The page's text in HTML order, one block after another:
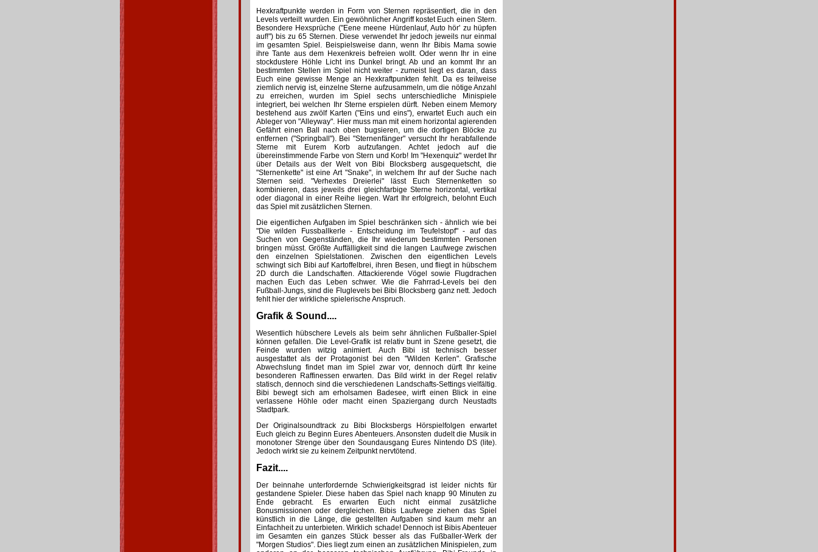
Hexkraftpunkte werden in Form von Sternen repräsentiert, die in den
Levels verteilt wurden. Ein gewöhnlicher Angriff kostet Euch einen Stern.
Besondere Hexsprüche ("Eene meene Hürdenlauf, Auto hör' zu hüpfen
auf!") bis zu 65 Sternen. Diese verwendet Ihr jedoch jeweils nur einmal
im gesamten Spiel. Beispielsweise dann, wenn Ihr Bibis Mama sowie
ihre Tante aus dem Hexenkreis befreien wollt. Oder wenn Ihr in eine
stockdustere Höhle Licht ins Dunkel bringt. Ab und an kommt Ihr an
bestimmten Stellen im Spiel nicht weiter - zumeist liegt es daran, dass
Euch eine gewisse Menge an Hexkraftpunkten fehlt. Da es teilweise
ziemlich nervig ist, einzelne Sterne aufzusammeln, um die nötige Anzahl
zu erreichen, wurden im Spiel sechs unterschiedliche Minispiele
integriert, bei welchen Ihr Sterne erspielen dürft. Neben einem Memory
bestehend aus zwölf Karten ("Eins und eins"), erwartet Euch auch ein
Ableger von "Alleyway". Hier muss man mit einem horizontal agierenden
Gefährt einen Ball nach oben bugsieren, um die dortigen Blöcke zu
entfernen ("Springball"). Bei "Sternenfänger" versucht Ihr herabfallende
Sterne mit Eurem Korb aufzufangen. Achtet jedoch auf die
übereinstimmende Farbe von Stern und Korb! Im "Hexenquiz" werdet Ihr
über Details aus der Welt von Bibi Blocksberg ausgequetscht, die
"Sternenkette" ist eine Art "Snake", in welchem Ihr auf der Suche nach
Sternen seid. "Verhextes Dreierlei" lässt Euch Sternenketten so
kombinieren, dass jeweils drei gleichfarbige Sterne horizontal, vertikal
oder diagonal in einer Reihe liegen. Wart Ihr erfolgreich, belohnt Euch
das Spiel mit zusätzlichen Sternen.
Die eigentlichen Aufgaben im Spiel beschränken sich - ähnlich wie bei
"Die wilden Fussballkerle - Entscheidung im Teufelstopf" - auf das
Suchen von Gegenständen, die Ihr wiederum bestimmten Personen
bringen müsst. Größte Auffälligkeit sind die langen Laufwege zwischen
den einzelnen Spielstationen. Zwischen den eigentlichen Levels
schwingt sich Bibi auf Kartoffelbrei, ihren Besen, und fliegt in hübschem
2D durch die Landschaften. Attackierende Vögel sowie Flugdrachen
machen Euch das Leben schwer. Wie die Fahrrad-Levels bei den
Fußball-Jungs, sind die Fluglevels bei Bibi Blocksberg ganz nett. Jedoch
fehlt hier der wirkliche spielerische Anspruch.
Grafik & Sound....
Wesentlich hübschere Levels als beim sehr ähnlichen Fußballer-Spiel
können gefallen. Die Level-Grafik ist relativ bunt in Szene gesetzt, die
Feinde wurden witzig animiert. Auch Bibi ist technisch besser
ausgestattet als der Protagonist bei den "Wilden Kerlen". Grafische
Abwechslung findet man im Spiel zwar vor, dennoch dürft Ihr keine
besonderen Raffinessen erwarten. Das Bild wirkt in der Regel relativ
statisch, dennoch sind die verschiedenen Landschafts-Settings vielfältig.
Bibi bewegt sich am erholsamen Badesee, wirft einen Blick in eine
verlassene Höhle oder macht einen Spaziergang durch Neustadts
Stadtpark.
Der Originalsoundtrack zu Bibi Blocksbergs Hörspielfolgen erwartet
Euch gleich zu Beginn Eures Abenteuers. Ansonsten dudelt die Musik in
monotoner Strenge über den Soundausgang Eures Nintendo DS (lite).
Jedoch wirkt sie zu keinem Zeitpunkt nervtötend.
Fazit....
Der beinnahe unterfordernde Schwierigkeitsgrad ist leider nichts für
gestandene Spieler. Diese haben das Spiel nach knapp 90 Minuten zu
Ende gebracht. Es erwarten Euch nicht einmal zusätzliche
Bonusmissionen oder dergleichen. Bibis Laufwege ziehen das Spiel
künstlich in die Länge, die gestellten Aufgaben sind kaum mehr an
Einfachheit zu unterbieten. Wirklich schade! Dennoch ist Bibis Abenteuer
im Gesamten ein ganzes Stück besser als das Fußballer-Werk der
"Morgen Studios". Dies liegt zum einen an zusätzlichen Minispielen, zum